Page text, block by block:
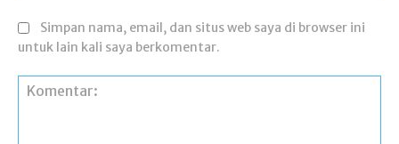
Simpan nama, email, dan situs web saya di browser ini
untuk lain kali saya berkomentar.